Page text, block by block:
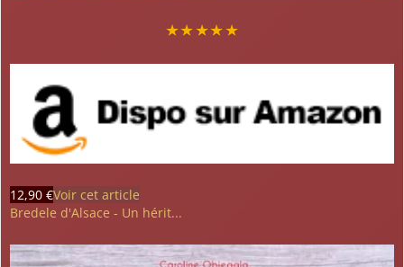
★★★★★
12,90 €Voir cet article
Bredele d'Alsace - Un hérit...